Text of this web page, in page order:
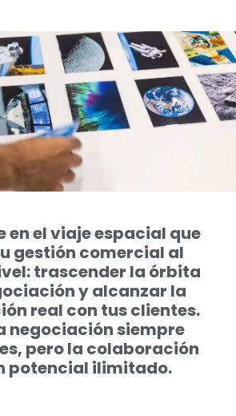
en el viaje espacial que
gestión comercial al
trascender la órbita
y alcanzar la
real con tus clientes.
negociación siempre
pero la colaboración
potencial ilimitado.